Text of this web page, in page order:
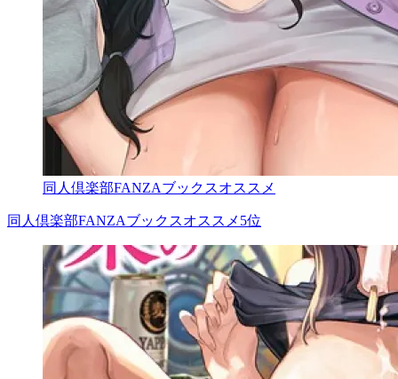
同人倶楽部FANZAブックスオススメ
同人倶楽部FANZAブックスオススメ5位